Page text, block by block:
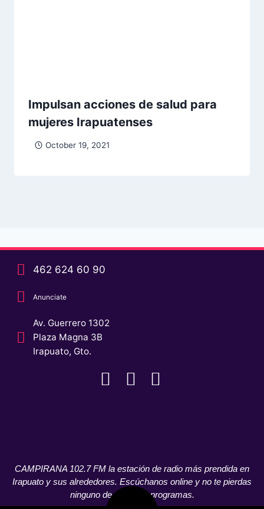
Impulsan acciones de salud para
mujeres Irapuatenses
October 19, 2021
462 624 60 90
Anunciate
Av. Guerrero 1302
Plaza Magna 3B
Irapuato, Gto.
CAMPIRANA 102.7 FM la estación de radio más prendida en
Irapuato y sus alrededores. Escúchanos online y no te pierdas
ninguno de nuestros programas.